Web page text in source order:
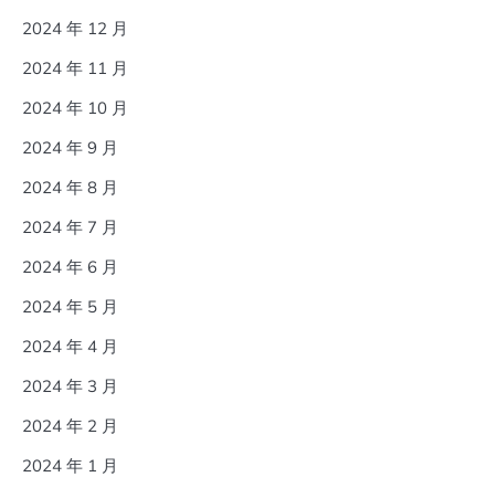
2024 年 12 月
2024 年 11 月
2024 年 10 月
2024 年 9 月
2024 年 8 月
2024 年 7 月
2024 年 6 月
2024 年 5 月
2024 年 4 月
2024 年 3 月
2024 年 2 月
2024 年 1 月